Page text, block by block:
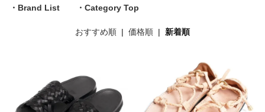
・Brand List ・Category Top
おすすめ順 | 価格順 | 新着順
Tops(トップス)